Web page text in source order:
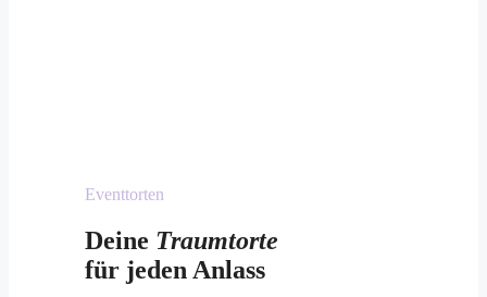
Eventtorten
Deine Traumtorte
für jeden Anlass